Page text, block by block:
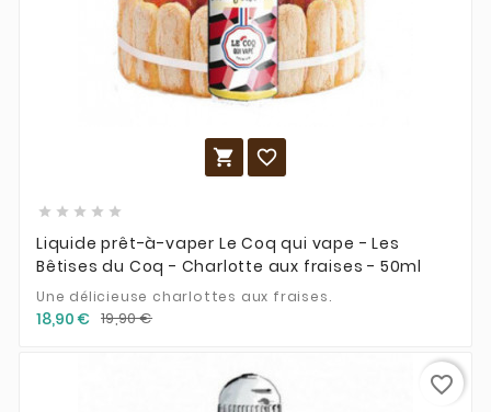
 
    
Liquide prêt-à-vaper Le Coq qui vape - Les
Bêtises du Coq - Charlotte aux fraises - 50ml
Une délicieuse charlottes aux fraises.
18,90 € 19,90 €
favorite_border